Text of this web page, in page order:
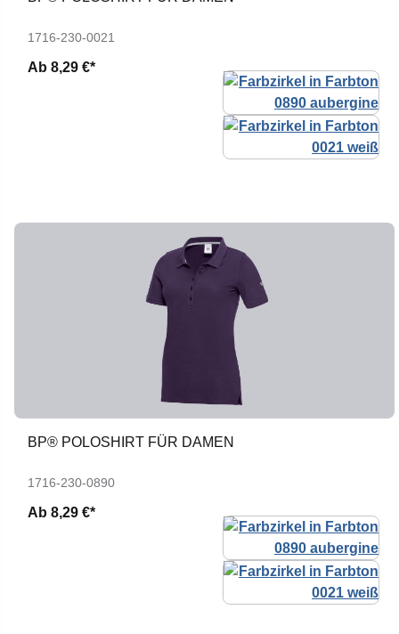
1716-230-0021
Ab 8,29 €*
BP® POLOSHIRT FÜR DAMEN
1716-230-0890
Ab 8,29 €*